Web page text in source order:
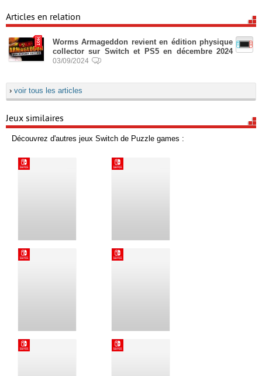
Articles en relation
Worms Armageddon revient en édition physique
collector sur Switch et PS5 en décembre 2024
03/09/2024
› voir tous les articles
Jeux similaires
Découvrez d'autres jeux Switch de Puzzle games :